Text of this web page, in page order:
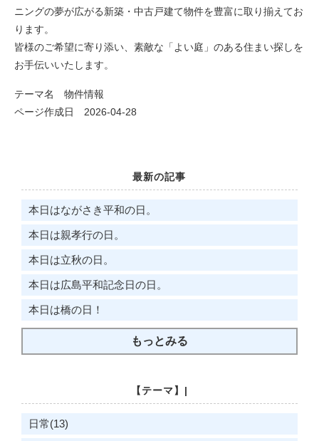
ニングの夢が広がる新築・中古戸建て物件を豊富に取り揃えてお
ります。
皆様のご希望に寄り添い、素敵な「よい庭」のある住まい探しを
お手伝いいたします。
テーマ名 物件情報
ページ作成日 2026-04-28
最新の記事
本日はながさき平和の日。
本日は親孝行の日。
本日は立秋の日。
本日は広島平和記念日​​​​​​​の日。
本日は橋の日！
もっとみる
【テーマ】|
日常(13)